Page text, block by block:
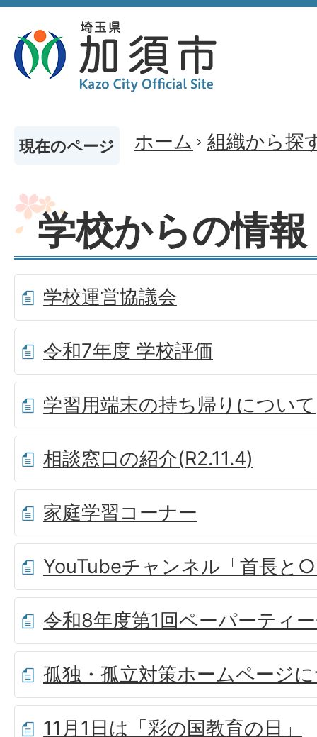
現在のページ ホーム 組織から探
学校からの情報
学校運営協議会
令和7年度 学校評価
学習用端末の持ち帰りについて
相談窓口の紹介(R2.11.4)
家庭学習コーナー
YouTubeチャンネル「首長と
令和8年度第1回ペーパーティ
孤独・孤立対策ホームページ
11月1日は「彩の国教育の日」